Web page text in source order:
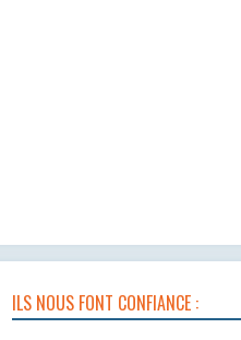
ILS NOUS FONT CONFIANCE :